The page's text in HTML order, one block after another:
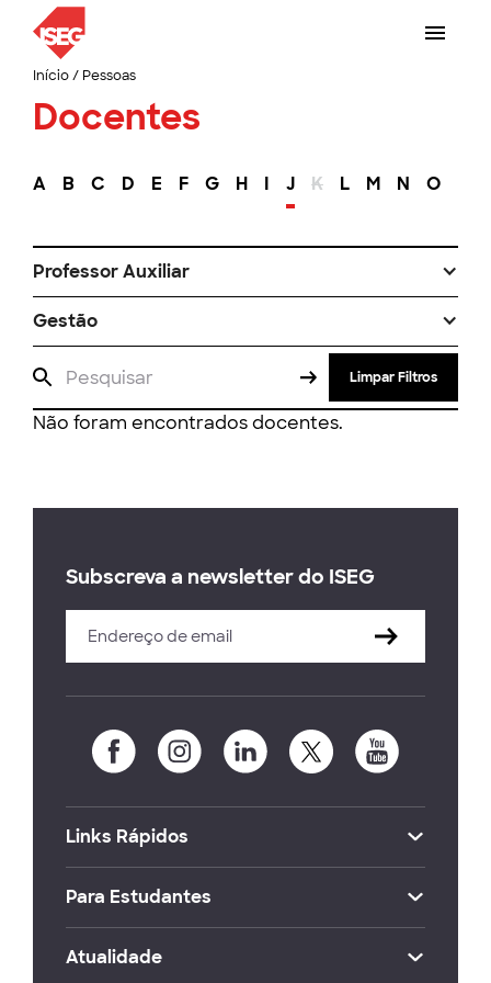
Início/ Pessoas
Docentes
A B C D E F G H I J K L M N O
Professor Auxiliar
Gestão
Limpar Filtros
Não foram encontrados docentes.
Subscreva a newsletter do ISEG
Links Rápidos
Para Estudantes
Atualidade